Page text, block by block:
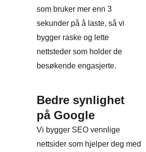
som bruker mer enn 3
sekunder på å laste, så vi
bygger raske og lette
nettsteder som holder de
besøkende engasjerte.
Bedre synlighet
på Google
Vi bygger SEO vennlige
nettsider som hjelper deg med